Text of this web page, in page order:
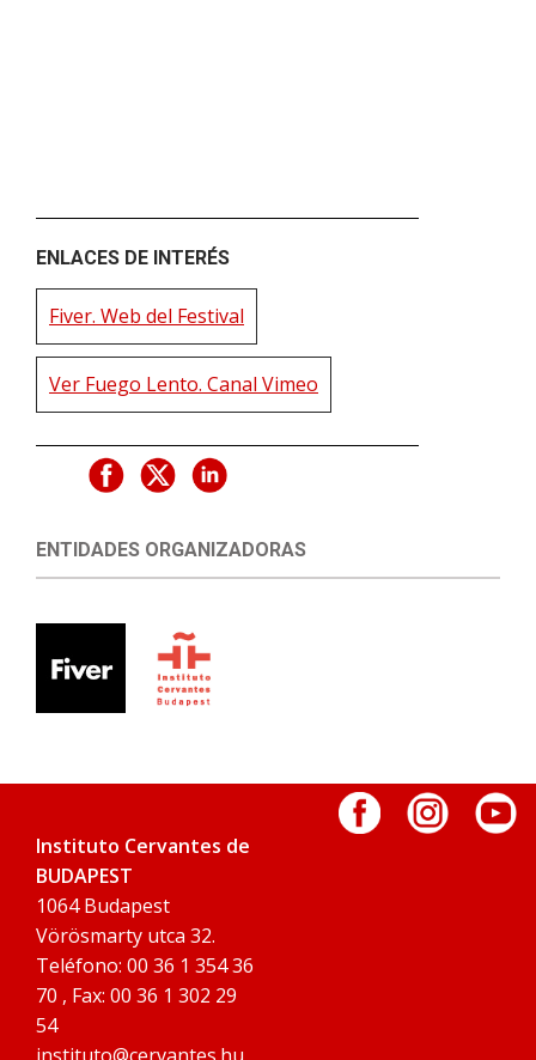
ENLACES DE INTERÉS
Fiver. Web del Festival
Ver Fuego Lento. Canal Vimeo
ENTIDADES ORGANIZADORAS
Instituto Cervantes de
BUDAPEST
1064 Budapest
Vörösmarty utca 32.
Teléfono: 00 36 1 354 36
70 , Fax: 00 36 1 302 29
54